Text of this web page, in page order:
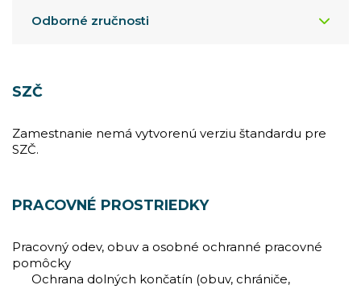
Odborné zručnosti
SZČ
Zamestnanie nemá vytvorenú verziu štandardu pre
SZČ.
PRACOVNÉ PROSTRIEDKY
Pracovný odev, obuv a osobné ochranné pracovné
pomôcky
Ochrana dolných končatín (obuv, chrániče,